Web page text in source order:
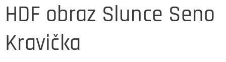
HDF obraz Slunce Seno
Kravička